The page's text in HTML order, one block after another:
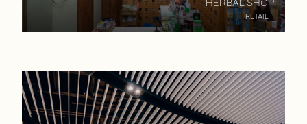
HERBAL SHOP
RETAIL